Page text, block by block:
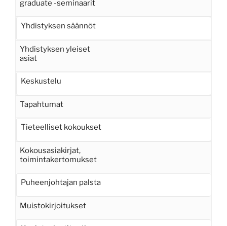
graduate -seminaarit
Yhdistyksen säännöt
Yhdistyksen yleiset
asiat
Keskustelu
Tapahtumat
Tieteelliset kokoukset
Kokousasiakirjat,
toimintakertomukset
Puheenjohtajan palsta
Muistokirjoitukset